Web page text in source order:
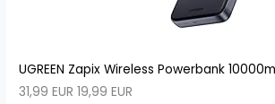
UGREEN Zapix Wireless Powerbank
31,99 EUR 19,99 EUR